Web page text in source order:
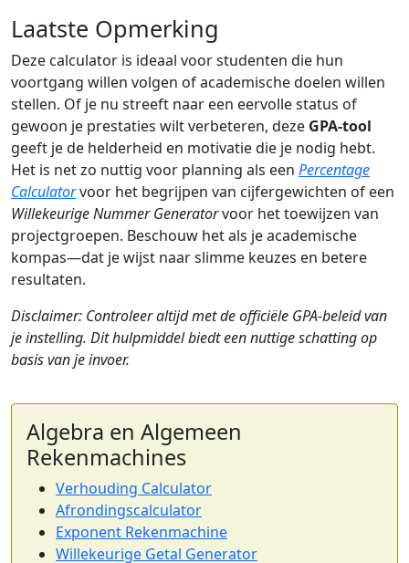
Laatste Opmerking
Deze calculator is ideaal voor studenten die hun
voortgang willen volgen of academische doelen willen
stellen. Of je nu streeft naar een eervolle status of
gewoon je prestaties wilt verbeteren, deze GPA-tool
geeft je de helderheid en motivatie die je nodig hebt.
Het is net zo nuttig voor planning als een Percentage
Calculatorvoor het begrijpen van cijfergewichten of een
Willekeurige Nummer Generatorvoor het toewijzen van
projectgroepen. Beschouw het als je academische
kompas—dat je wijst naar slimme keuzes en betere
resultaten.
Disclaimer: Controleer altijd met de officiële GPA-beleid van
je instelling. Dit hulpmiddel biedt een nuttige schatting op
basis van je invoer.
Algebra en Algemeen
Rekenmachines
Verhouding Calculator
Afrondingscalculator
Exponent Rekenmachine
Willekeurige Getal Generator